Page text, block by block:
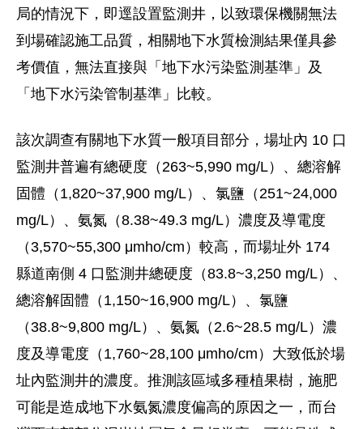
局的情況下，即逕設置監測井，以致環保機關無法
到場確認施工品質，相關地下水質檢測結果僅具參
考價值，無法直接與「地下水污染監測基準」及
「地下水污染管制基準」比較。
該次調查有關地下水質一般項目部分，場址內 10 口
監測井普遍有總硬度（263~5,990 mg/L）、總溶解
固體（1,820~37,900 mg/L）、氯鹽（251~24,000
mg/L）、氨氮（8.38~49.3 mg/L）濃度及導電度
（3,570~55,300 μmho/cm）較高，而場址外 174
縣道南側 4 口監測井總硬度（83.8~3,250 mg/L）、
總溶解固體（1,150~16,900 mg/L）、氯鹽
（38.8~9,800 mg/L）、氨氮（2.6~28.5 mg/L）濃
度及導電度（1,760~28,100 μmho/cm）大致低於場
址內監測井的濃度。推測該區域多種植果樹，施肥
可能是造成地下水氨氮濃度偏高的原因之一，而台